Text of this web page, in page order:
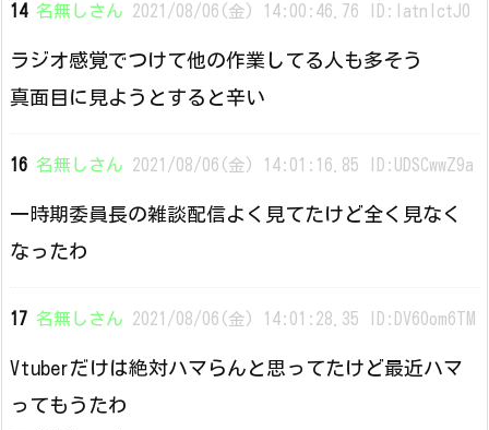
14 名無しさん 2021/08/06(金) 14:00:46.76 ID:latnlctJ0
ラジオ感覚でつけて他の作業してる人も多そう
真面目に見ようとすると辛い
16 名無しさん 2021/08/06(金) 14:01:16.85 ID:UDSCwwZ9a
一時期委員長の雑談配信よく見てたけど全く見なく
なったわ
17 名無しさん 2021/08/06(金) 14:01:28.35 ID:DV60om6TM
Vtuberだけは絶対ハマらんと思ってたけど最近ハマ
ってもうたわ